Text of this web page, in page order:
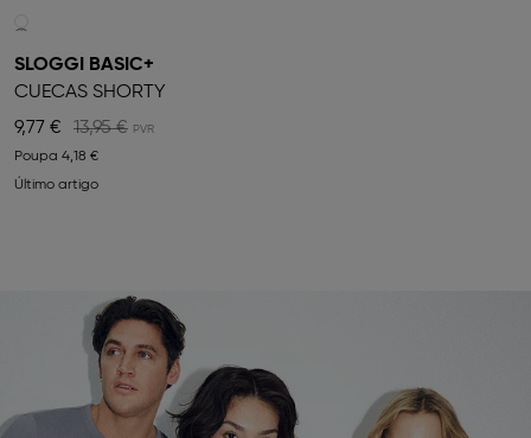
SLOGGI BASIC+
CUECAS SHORTY
9,77 €
13,95 €
Poupa 4,18 €
Último artigo